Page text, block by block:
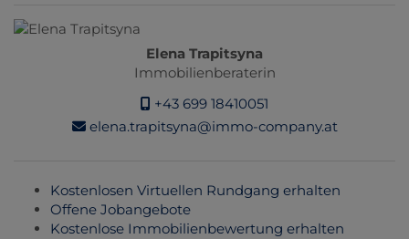
Elena Trapitsyna
Immobilienberaterin
+43 699 18410051
elena.trapitsyna@immo-company.at
Kostenlosen Virtuellen Rundgang erhalten
Offene Jobangebote
Kostenlose Immobilienbewertung erhalten